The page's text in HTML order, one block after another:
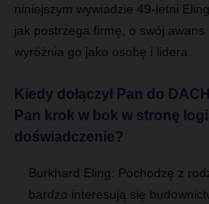
niniejszym wywiadzie 49-letni
jak postrzega firmę, o swój
wyróżnia go jako osobę i lidera.
Kiedy dołączył Pan do
Pan krok w bok w stronę
doświadczenie?
Burkhard Eling: Pochodzę z
bardzo interesują się